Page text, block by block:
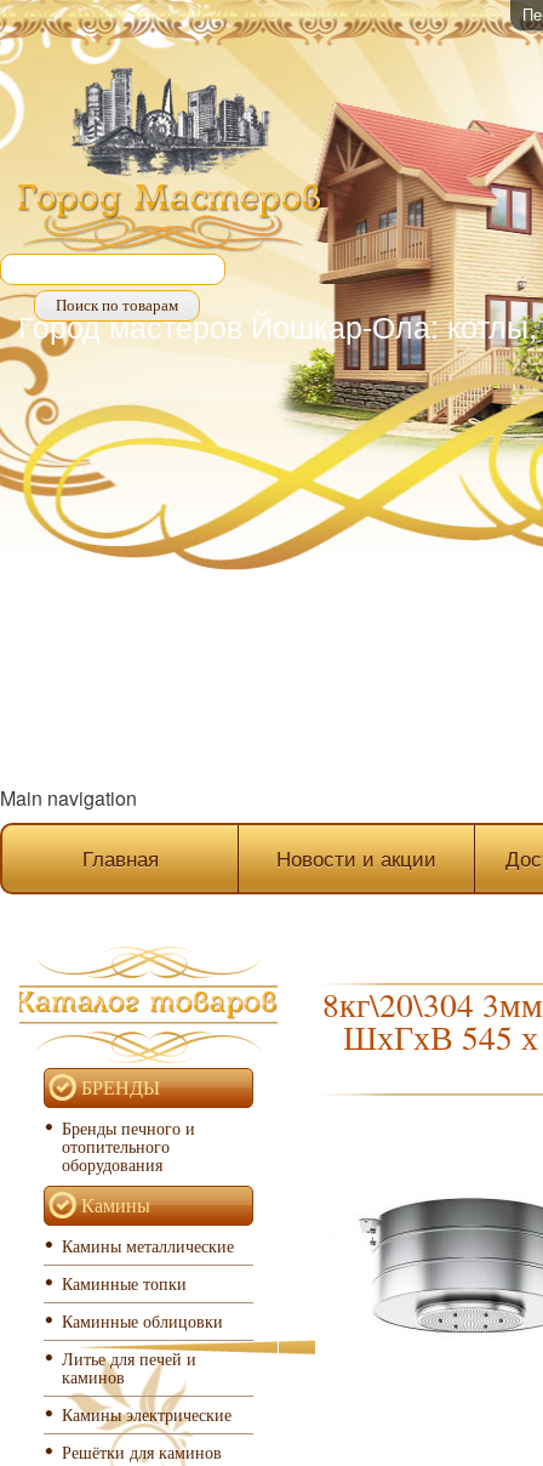
Город мастеров Йошкар-Ола:
Main navigation
Главная Новости и акции
8кг\20\304
ШхГхВ 545
БРЕНДЫ
Бренды печного и
отопительного
оборудования
Камины
Камины металлические
Каминные топки
Каминные облицовки
Литье для печей и
каминов
Камины электрические
Решётки для каминов